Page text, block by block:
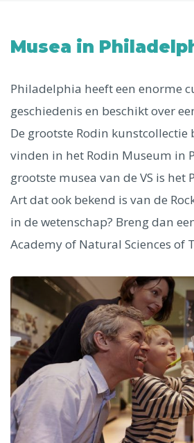
Phoenix
Dresden
Ålesund
Parijs Tokio Amsterdam
Singapore
Rome Berlijn
Dublin
Hong Kong München
Madrid
Vancouver
Musea in
Philadelphia heeft een enorme
geschiedenis en beschikt over
De grootste Rodin
vinden in het Rodin Museum in
grootste musea van de VS is
Art dat ook bekend is van de
in de wetenschap? Breng dan
Academy of Natural Sciences of